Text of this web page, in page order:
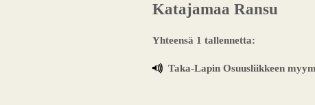
Katajamaa Ransu
Yhteensä 1 tallennetta:
Taka-Lapin Osuusliikkeen